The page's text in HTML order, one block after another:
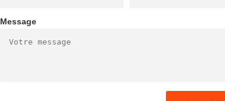
Message